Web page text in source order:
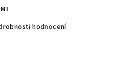
hodnocení